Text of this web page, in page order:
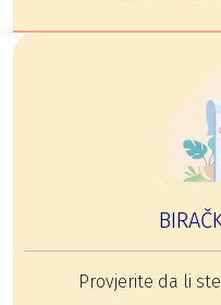
Provjerite da li